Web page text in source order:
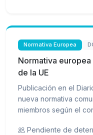
Normativa Europea
Normativa
de la UE
Publicación en el
nueva normativa
miembros según el
Pendiente de